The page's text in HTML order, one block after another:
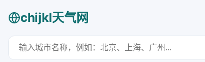
chijkl天气网